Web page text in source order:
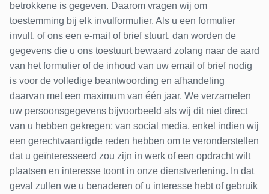
betrokkene is gegeven. Daarom vragen wij om
toestemming bij elk invulformulier. Als u een formulier
invult, of ons een e-mail of brief stuurt, dan worden de
gegevens die u ons toestuurt bewaard zolang naar de aard
van het formulier of de inhoud van uw email of brief nodig
is voor de volledige beantwoording en afhandeling
daarvan met een maximum van één jaar. We verzamelen
uw persoonsgegevens bijvoorbeeld als wij dit niet direct
van u hebben gekregen; van social media, enkel indien wij
een gerechtvaardigde reden hebben om te veronderstellen
dat u geïnteresseerd zou zijn in werk of een opdracht wilt
plaatsen en interesse toont in onze dienstverlening. In dat
geval zullen we u benaderen of u interesse hebt of gebruik